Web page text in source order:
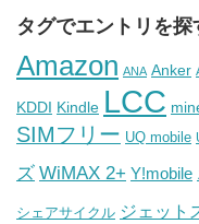
タグでエントリを探
Amazon ANA Anker
KDDI Kindle LCC
SIMフリー UQ mobile
ズ WiMAX 2+ Y!mobile
シェアサイクル ジェット